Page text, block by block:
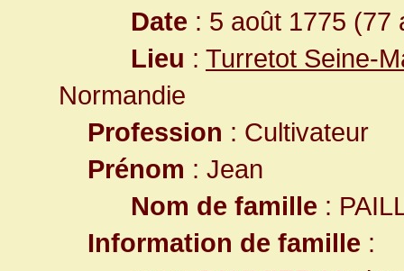
Date : 5 août 1775 (77
Lieu : Turretot Seine-
Normandie
Profession : Cultivateur
Prénom : Jean
Nom de famille :
Information de famille :